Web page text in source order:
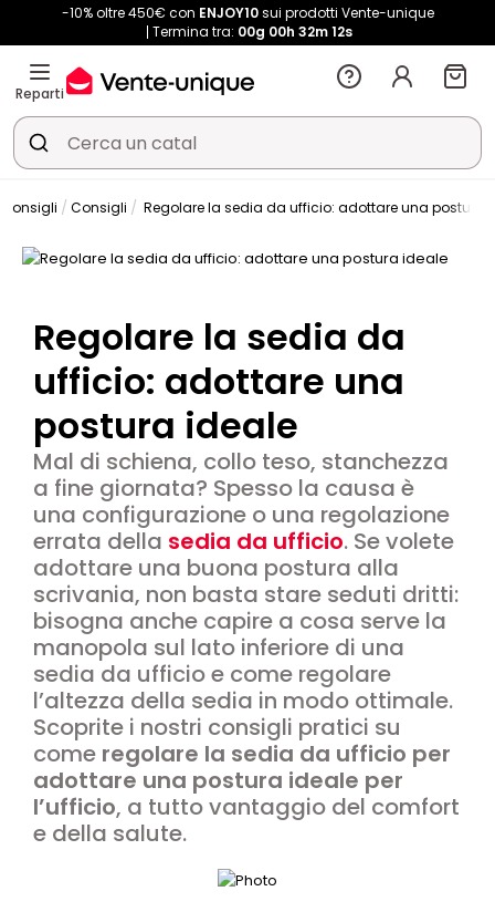
-10% oltre 450€ con ENJOY10sui prodotti Vente-unique
Termina tra: 00g 00h 32m 11s
Reparti
Consigli Regolare la sedia da ufficio: adottare una postura
Regolare la sedia da
ufficio: adottare una
postura ideale
Mal di schiena, collo teso, stanchezza
a fine giornata? Spesso la causa è
una configurazione o una regolazione
errata della sedia da ufficio. Se volete
adottare una buona postura alla
scrivania, non basta stare seduti dritti:
bisogna anche capire a cosa serve la
manopola sul lato inferiore di una
sedia da ufficio e come regolare
l’altezza della sedia in modo ottimale.
Scoprite i nostri consigli pratici su
come regolare la sedia da ufficio per
adottare una postura ideale per
l’ufficio, a tutto vantaggio del comfort
e della salute.